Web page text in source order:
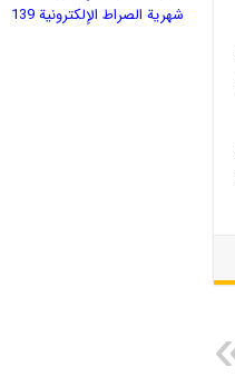
شهریة الصراط الإلكترونية 139